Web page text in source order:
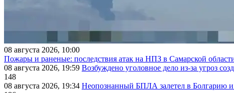
08 августа 2026, 10:00
Пожары и раненые: последствия атак на НПЗ в Самарской
08 августа 2026, 19:59 Возбуждено уголовное дело из-за угроз
148
08 августа 2026, 19:34 Неопознанный БПЛА залетел в Болгарию и